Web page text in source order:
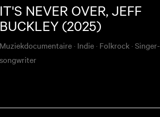
IT'S NEVER OVER, JEFF
BUCKLEY (2025)
Muziekdocumentaire · Indie · Folkrock ·Singer-
songwriter